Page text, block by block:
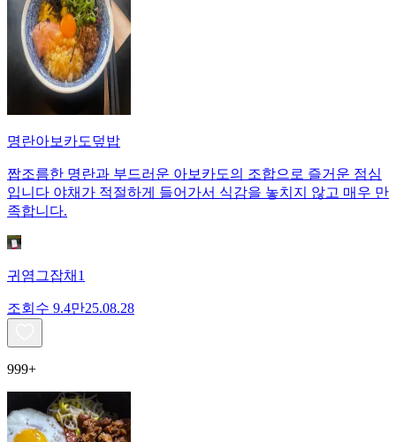
명란아보카도덮밥
짭조름한 명란과 부드러운 아보카도의 조합으로 즐거운 점심
입니다 야채가 적절하게 들어가서 식감을 놓치지 않고 매우 만
족합니다.
귀염그잡채1
조회수 9.4만25.08.28
999+